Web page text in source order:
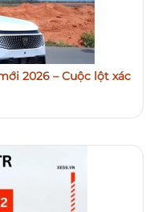
2026 – Cuộc lột xác